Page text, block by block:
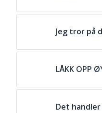
Jeg tror på
LÅKK OPP
Det